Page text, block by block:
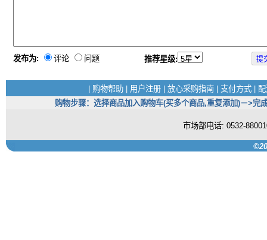
发布为: 评论 问题 推荐星级:
购物帮助 用户注册 放心采购指南 支付方式
购物步骤：选择商品加入购物车(买多个商品,重复添加)－>
市场部电话: 0532-